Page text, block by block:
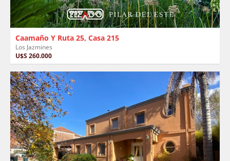
Caamaño Y Ruta 25, Casa 215
Los Jazmines
U$S 260.000